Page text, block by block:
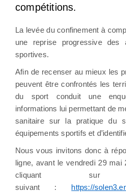
compétitions.
La levée du confinement à
une reprise progressive des
sportives.
Afin de recenser au mieux les
peuvent être confrontés les
du sport conduit une
informations lui permettant de
sanitaire sur la pratique du
équipements sportifs et
Nous vous invitons donc à
ligne, avant le vendredi 29 mai
cliquant
suivant : https://